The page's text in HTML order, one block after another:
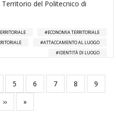
del Politecnico di
ECONOMIA TERRITORIALE
ATTACCAMENTO AL LUOGO
IDENTITÀ DI LUOGO
Pagina
5 Pagina
6 Pagina
7 Pagina
8 Pagina
9
Pagina
successiva
››
Ultima
pagina
»